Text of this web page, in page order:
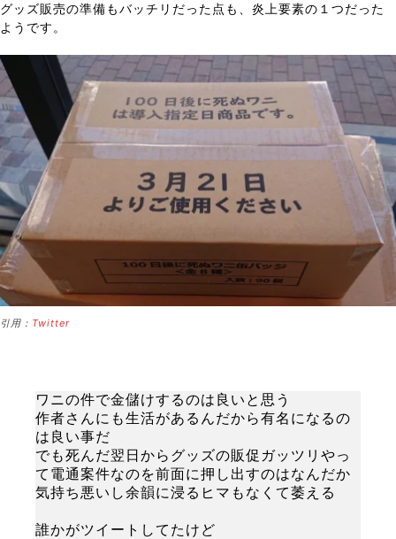
グッズ販売の準備もバッチリだった点も、炎上要素の１つだった
ようです。
引用： Twitter
ワニの件で金儲けするのは良いと思う
作者さんにも生活があるんだから有名になるの
は良い事だ
でも死んだ翌日からグッズの販促ガッツリやっ
て電通案件なのを前面に押し出すのはなんだか
気持ち悪いし余韻に浸るヒマもなくて萎える
誰かがツイートしてたけど